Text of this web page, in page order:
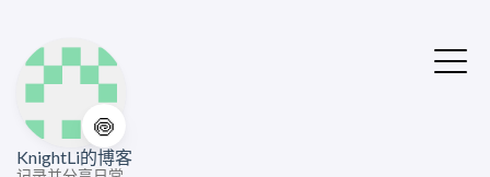
🍥
KnightLi的博客